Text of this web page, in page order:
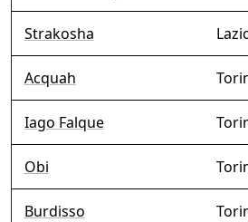
Strakosha
Acquah
Iago Falque
Obi
Burdisso